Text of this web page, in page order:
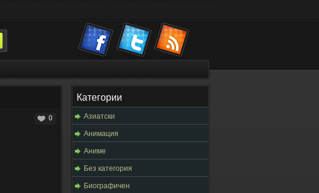
0
Категории
Азиатски
Анимация
Аниме
Без категория
Биографичен